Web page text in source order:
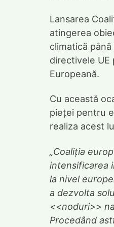
Lansarea
atingerea
climatică
directivele UE
Europeană.
Cu această
pieței pentru
realiza acest
„Coaliția
intensificarea
la nivel
a dezvolta
<<noduri>>
Procedând